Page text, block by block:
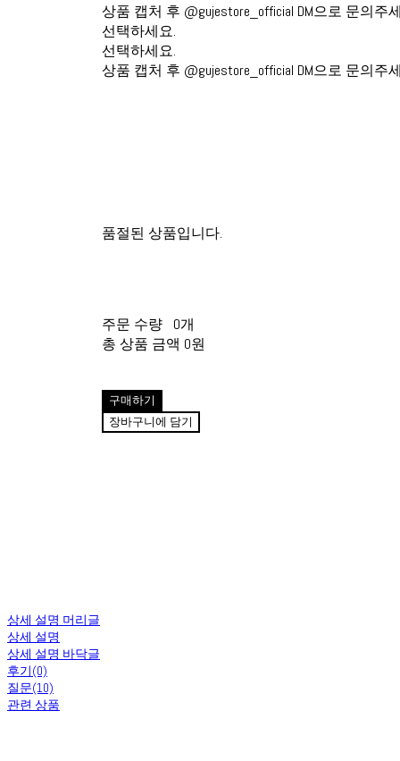
상품 캡처 후 @gujestore_official DM으로 문의주
선택하세요.
선택하세요.
상품 캡처 후 @gujestore_official DM으로 문의주
품절된 상품입니다.
주문 수량
0개
총 상품 금액 0원
구매하기
장바구니에 담기
상세 설명 머리글
상세 설명
상세 설명 바닥글
후기(0)
질문(10)
관련 상품